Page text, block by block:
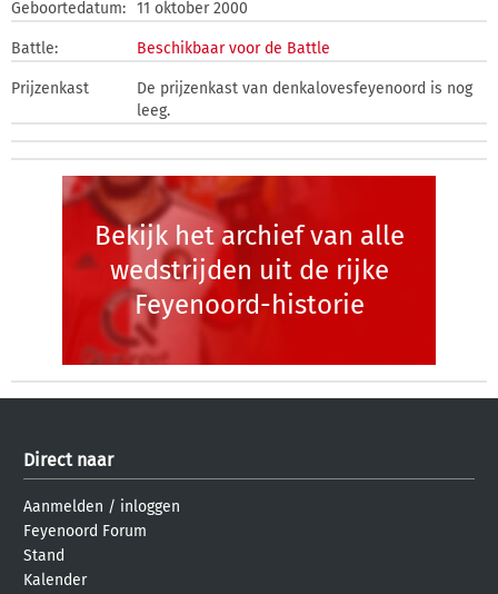
Geboortedatum: 11 oktober 2000
Battle: Beschikbaar voor de Battle
Prijzenkast
De prijzenkast van denkalovesfeyenoord is nog
leeg.
Bekijk het archief van alle
wedstrijden uit de rijke
Feyenoord-historie
Direct naar
Aanmelden / inloggen
Feyenoord Forum
Stand
Kalender